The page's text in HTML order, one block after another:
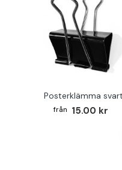
Posterklämma svart
15.00 kr